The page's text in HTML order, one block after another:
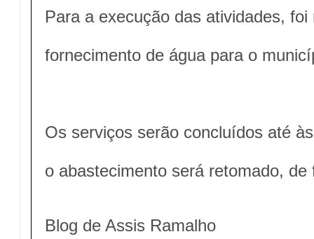
Para a execução das atividades,
fornecimento de água para o
Os serviços serão concluídos até
o abastecimento será retomado, de
Blog de Assis Ramalho